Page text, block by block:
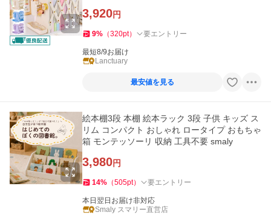
3,920円
9% （320pt） 要エントリー
最短8/9お届け
Lanctuary
最安値を見る
絵本棚3段 本棚 絵本ラック 3段 子供 キッズ ス
リム コンパクト おしゃれ ロータイプ おもちゃ
箱 モンテッソーリ 収納 工具不要 smaly
3,980円
14% （505pt） 要エントリー
本日翌日お届け非対応
Smaly スマリー直営店